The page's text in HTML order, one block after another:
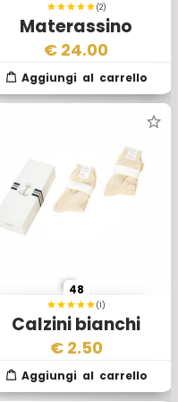
(2)
Materassino
Pieghevole Esercito
Italiano
€ 24.00
(1)
Calzini bianchi
Marina Militare
48
€ 2.50